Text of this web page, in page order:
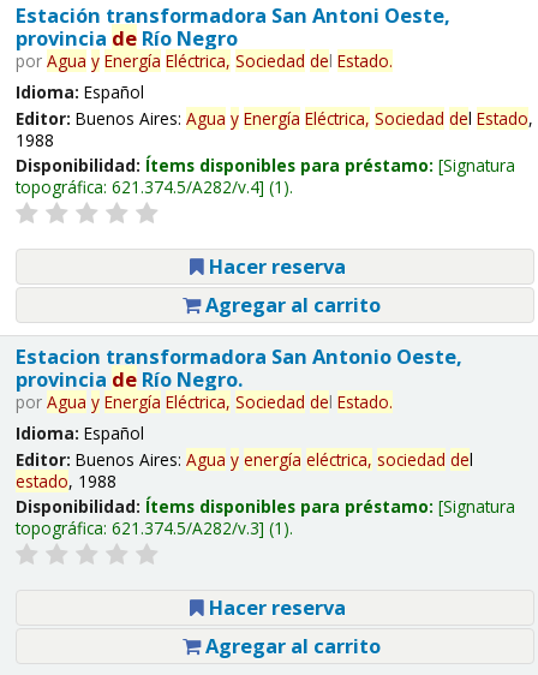
Estación transformadora San Antoni Oeste,
provincia deRío Negro
por Agua y Energía Eléctrica, Sociedad del Estado.
Idioma: Español
Editor: Buenos Aires: Agua y Energía Eléctrica, Sociedad del Estado,
1988
Disponibilidad: Ítems disponibles para préstamo: Signatura
topográfica: 621.374.5/A282/v.4 (1).
Hacer reserva
Agregar al carrito
Estacion transformadora San Antonio Oeste,
provincia deRío Negro.
por Agua y Energía Eléctrica, Sociedad del Estado.
Idioma: Español
Editor: Buenos Aires: Agua y energía eléctrica, sociedad del
estado, 1988
Disponibilidad: Ítems disponibles para préstamo: Signatura
topográfica: 621.374.5/A282/v.3 (1).
Hacer reserva
Agregar al carrito